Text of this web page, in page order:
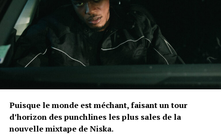
Puisque le monde est méchant, faisant un tour
d’horizon des punchlines les plus sales de la
nouvelle mixtape de Niska.